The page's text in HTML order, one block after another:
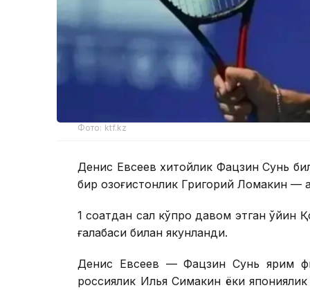
Фото: ktf.kz
Денис Евсеев хитойлик Фацзин Сунь
бир қозоғистонлик Григорий Ломакин —
1 соатдан сал кўпроқ давом этган ўйин
ғалабаси билан якунланди.
Денис Евсеев — Фацзин Сунь ярим
россиялик Илья Симакин ёки